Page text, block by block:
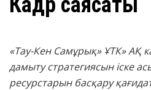
«Тау-Кен Самұрық» ҰТК» АҚ
дамыту стратегиясын іске
ресурстарын басқару